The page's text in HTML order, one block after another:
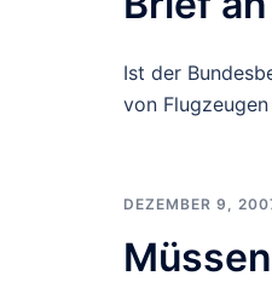
Ist der
von
DEZEMBER 9,